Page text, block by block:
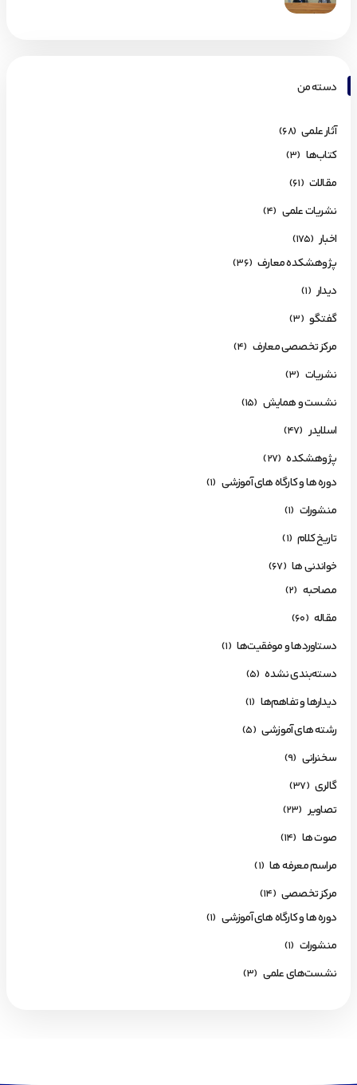
دسته من
آثار علمی (68)
کتاب‌ها (3)
مقالات (61)
نشریات علمی (4)
اخبار (175)
پژوهشکده معارف (36)
دیدار (1)
گفتگو (3)
مرکز تخصصی معارف (4)
نشریات (3)
نشست و همایش (15)
اسلایدر (47)
پژوهشکده (27)
دوره ها و کارگاه های آموزشی (1)
منشورات (1)
تاریخ کلام (1)
خواندنی ها (67)
مصاحبه (2)
مقاله (60)
دستاوردها و موفقیت‌ها (1)
دسته‌بندی نشده (5)
دیدارها و تفاهم‌ها (1)
رشته های آموزشی (5)
سخنرانی (9)
گالری (37)
تصاویر (23)
صوت ها (14)
مراسم معرفه ها (1)
مرکز تخصصی (14)
دوره ها و کارگاه های آموزشی (1)
منشورات (1)
نشست‌های علمی (3)